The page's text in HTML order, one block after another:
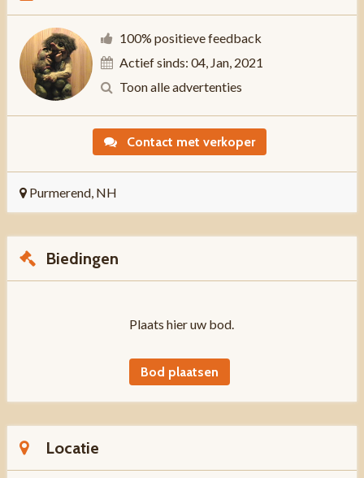
100% positieve feedback
Actief sinds: 04, Jan, 2021
Toon alle advertenties
Contact met verkoper
Purmerend, NH
Biedingen
Plaats hier uw bod.
Bod plaatsen
Locatie